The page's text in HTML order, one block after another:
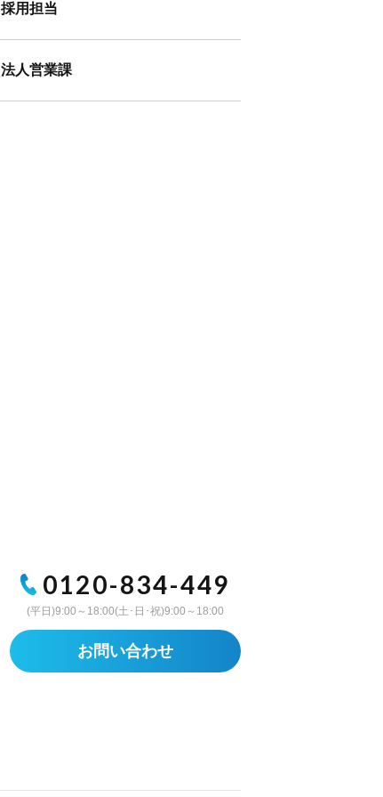
採用担当
法人営業課
0120-834-449
(平日)9:00～18:00(土･日･祝)9:00～18:00
お問い合わせ